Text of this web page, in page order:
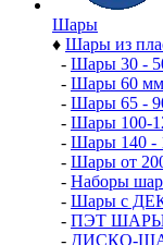
Шары
♦ Шары из
- Шары 30 -
- Шары 60 мм
- Шары 65 -
- Шары 100-
- Шары 140 -
- Шары от
- Наборы
- Шары с
- ПЭТ
- ДИСКО-